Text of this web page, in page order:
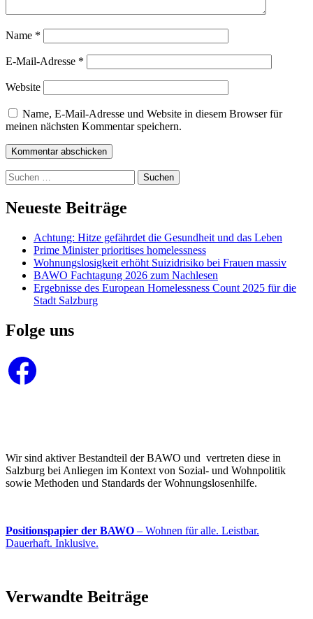
Name *
E-Mail-Adresse *
Website
Name, E-Mail-Adresse und Website in diesem Browser für
meinen nächsten Kommentar speichern.
Kommentar abschicken
Suchen
nach:
Neueste Beiträge
Achtung: Hitze gefährdet die Gesundheit und das Leben
Prime Minister prioritises homelessness
Wohnungslosigkeit erhöht Suizidrisiko bei Frauen massiv
BAWO Fachtagung 2026 zum Nachlesen
Ergebnisse des European Homelessness Count 2025 für die
Stadt Salzburg
Folge uns
Facebook
Wir sind aktiver Bestandteil der BAWO und vertreten diese in
Salzburg bei Anliegen im Kontext von Sozial- und Wohnpolitik
sowie Methoden und Standards der Wohnungslosenhilfe.
Positionspapier der BAWO – Wohnen für alle. Leistbar.
Dauerhaft. Inklusive.
Verwandte Beiträge